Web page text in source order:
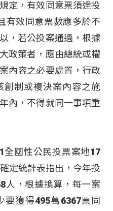
定，有效同意票須達投
有效同意票數應多於不
，若公投案通過，根據
政策者，應由總統或權
內容之必要處置，行政
創制或複決案內容之施
內，不得就同一事項重
全國性公民投票案地17
定統計表指出，今年投
人，根據換算，每一案
要獲得495萬6367票同